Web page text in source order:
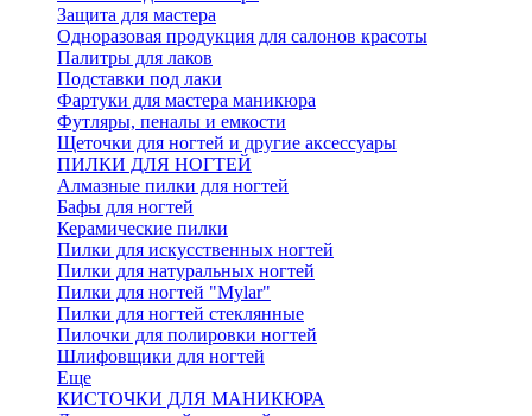
Защита для мастера
Одноразовая продукция для салонов красоты
Палитры для лаков
Подставки под лаки
Фартуки для мастера маникюра
Футляры, пеналы и емкости
Щеточки для ногтей и другие аксессуары
ПИЛКИ ДЛЯ НОГТЕЙ
Алмазные пилки для ногтей
Бафы для ногтей
Керамические пилки
Пилки для искусственных ногтей
Пилки для натуральных ногтей
Пилки для ногтей "Mylar"
Пилки для ногтей стеклянные
Пилочки для полировки ногтей
Шлифовщики для ногтей
Еще
КИСТОЧКИ ДЛЯ МАНИКЮРА